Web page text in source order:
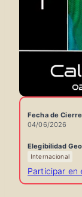
Rápida
del
Fecha de
04/06/2026
Elegibilidad
Internacional
Participar en